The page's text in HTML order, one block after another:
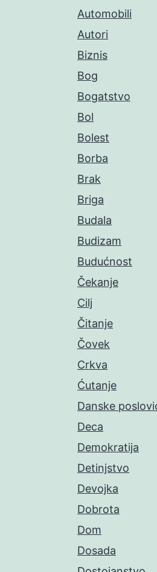
Automobili
Autori
Biznis
Bog
Bogatstvo
Bol
Bolest
Borba
Brak
Briga
Budala
Budizam
Budućnost
Čekanje
Cilj
Čitanje
Čovek
Crkva
Ćutanje
Danske
Deca
Demokratija
Detinjstvo
Devojka
Dobrota
Dom
Dosada